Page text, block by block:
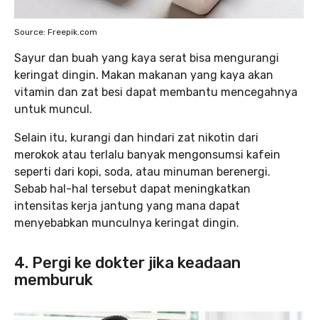
Source: Freepik.com
Sayur dan buah yang kaya serat bisa mengurangi
keringat dingin. Makan makanan yang kaya akan
vitamin dan zat besi dapat membantu mencegahnya
untuk muncul.
Selain itu, kurangi dan hindari zat nikotin dari
merokok atau terlalu banyak mengonsumsi kafein
seperti dari kopi, soda, atau minuman berenergi.
Sebab hal-hal tersebut dapat meningkatkan
intensitas kerja jantung yang mana dapat
menyebabkan munculnya keringat dingin.
4. Pergi ke dokter jika keadaan
memburuk